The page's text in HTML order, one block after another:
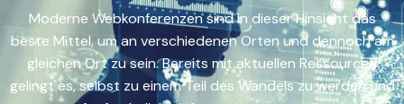
Moderne Webkonferenzen sind in dieser Hinsicht das
beste Mittel, um an verschiedenen Orten und dennoch am
gleichen Ort zu sein. Bereits mit aktuellen Ressourcen
gelingt es, selbst zu einem Teil des Wandels zu werden und